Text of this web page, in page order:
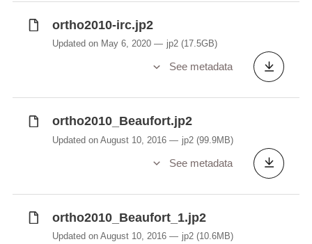
ortho2010-irc.jp2
Updated on May 6, 2020 jp2 (17.5GB)
See metadata
ortho2010_Beaufort.jp2
Updated on August 10, 2016 jp2 (99.9MB)
See metadata
ortho2010_Beaufort_1.jp2
Updated on August 10, 2016 jp2 (10.6MB)